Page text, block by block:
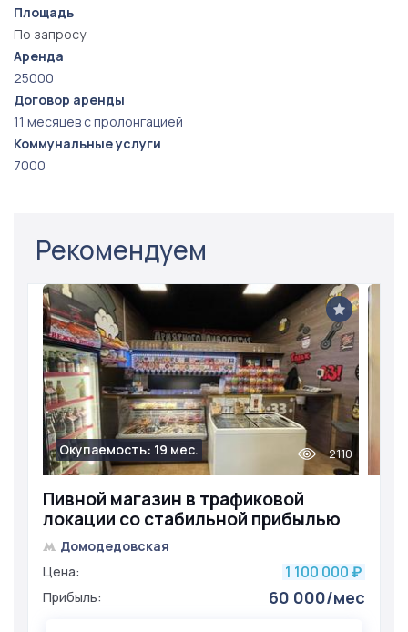
Площадь
По запросу
Аренда
25000
Договор аренды
11 месяцев с пролонгацией
Коммунальные услуги
7000
Рекомендуем
Пивной магазин в трафиковой
локации со стабильной прибылью
Окупаемость: 19 мес. 2110
Домодедовская
Цена:
1 100 000 ₽
Прибыль: 60 000/мес